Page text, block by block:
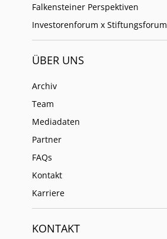
Falkensteiner Perspektiven
Investorenforum x Stiftungsforum
ÜBER UNS
Archiv
Team
Mediadaten
Partner
FAQs
Kontakt
Karriere
KONTAKT